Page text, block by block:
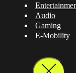
Audio
Gaming
E-Mobility